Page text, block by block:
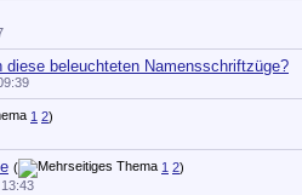
diese beleuchteten Namensschriftzüge?
1 2)
( 1 2)
13:43